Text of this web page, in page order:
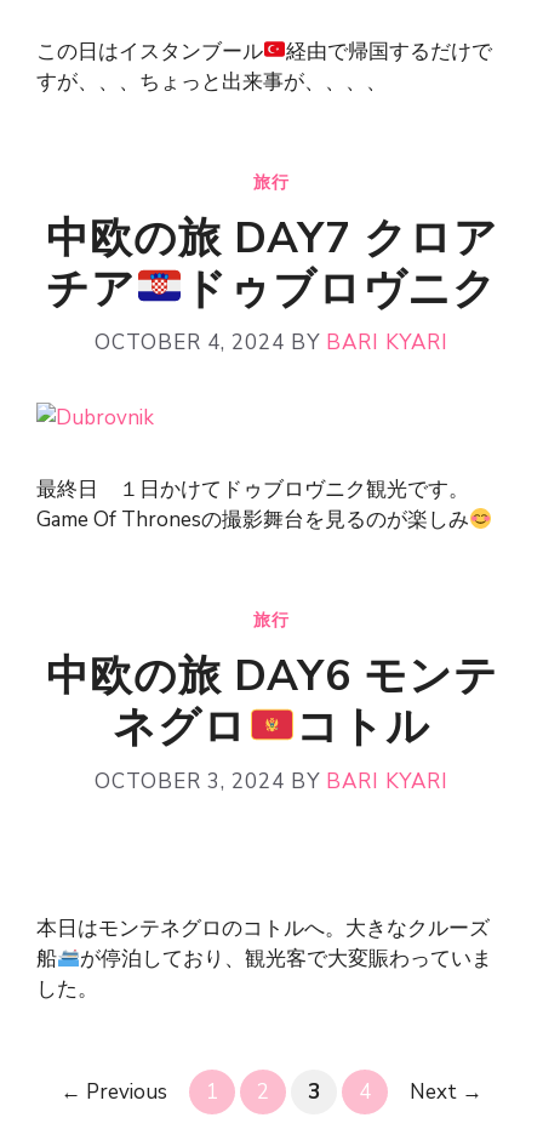
この日はイスタンブール
経由で帰国するだけで
すが、、、ちょっと出来事が、、、、
旅行
中欧の旅 DAY7 クロア
チア
ドゥブロヴニク
OCTOBER 4, 2024 BY BARI KYARI
最終日 １日かけてドゥブロヴニク観光です。
Game Of Thronesの撮影舞台を見るのが楽しみ
旅行
中欧の旅 DAY6 モンテ
ネグロ
コトル
OCTOBER 3, 2024 BY BARI KYARI
本日はモンテネグロのコトルへ。大きなクルーズ
船
が停泊しており、観光客で大変賑わっていま
した。
← Previous Page
1 Page
2 Page
3 Page
4 Next →